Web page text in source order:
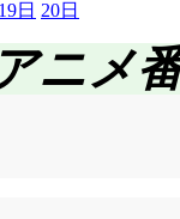
19日 20日
ニメ